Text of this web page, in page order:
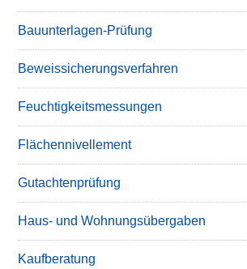
Bauunterlagen-Prüfung
Beweissicherungsverfahren
Feuchtigkeitsmessungen
Flächennivellement
Gutachtenprüfung
Haus- und Wohnungsübergaben
Kaufberatung